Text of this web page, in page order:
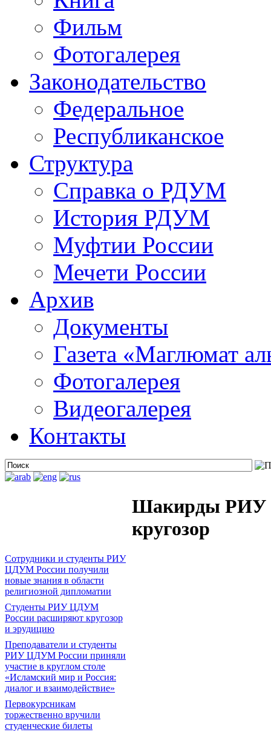
Фильм
Фотогалерея
Законодательство
Федеральное
Республиканское
Структура
Справка о РДУМ
История РДУМ
Муфтии России
Мечети России
Архив
Документы
Газета «Маглюмат
Фотогалерея
Видеогалерея
Контакты
Шакирды РИУ
кругозор
Сотрудники и студенты РИУ
ЦДУМ России получили
новые знания в области
религиозной дипломатии
Студенты РИУ ЦДУМ
России расширяют кругозор
и эрудицию
Преподаватели и студенты
РИУ ЦДУМ России приняли
участие в круглом столе
«Исламский мир и Россия:
диалог и взаимодействие»
Первокурсникам
торжественно вручили
студенческие билеты